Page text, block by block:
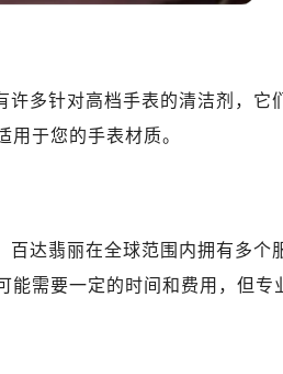
预约）
约）
多针对高档手表的清洁剂，它们
于您的手表材质。
达翡丽在全球范围内拥有多个
能需要一定的时间和费用，但专